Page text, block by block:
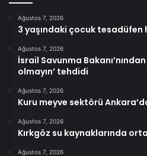
Ağustos 7, 2026
3 yaşındaki çocuk tesadüfen
Ağustos 7, 2026
İsrail Savunma
olmayın’ tehdidi
Ağustos 7, 2026
Kuru meyve sektörü
Ağustos 7, 2026
Kırkgöz su kaynaklarında
Ağustos 7, 2026